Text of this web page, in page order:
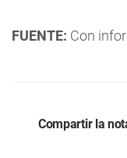
FUENTE: Con
Compartir la